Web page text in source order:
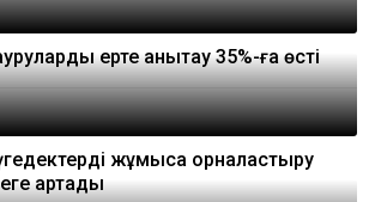
ерте анықтау 35%-ға өсті
жұмысқа орналастыру
артады